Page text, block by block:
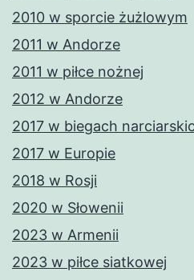
2010 w sporcie żużlowym
2011 w Andorze
2011 w piłce nożnej
2012 w Andorze
2017 w biegach
2017 w Europie
2018 w Rosji
2020 w Słowenii
2023 w Armenii
2023 w piłce siatkowej